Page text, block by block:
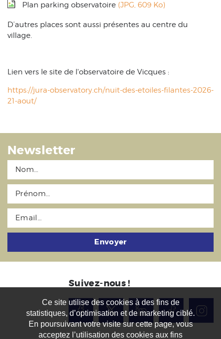
Plan parking observatoire (JPG, 609 Ko)
D’autres places sont aussi présentes au centre du
village.
Lien vers le site de l'observatoire de Vicques :
https://jura-observatory.ch/nuit-des-etoiles-filantes-2026-
21-aout/
Newsletter
Envoyer
Suivez-nous !
Ce site utilise des cookies à des fins de
statistiques, d’optimisation et de marketing ciblé.
En poursuivant votre visite sur cette page, vous
acceptez l’utilisation des cookies aux fins